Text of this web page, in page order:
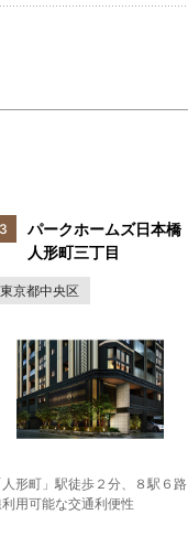
パークホームズ日本橋
人形町三丁目
東京都中央区
人形町」駅徒歩２分、８駅６路
用可能な交通利便性